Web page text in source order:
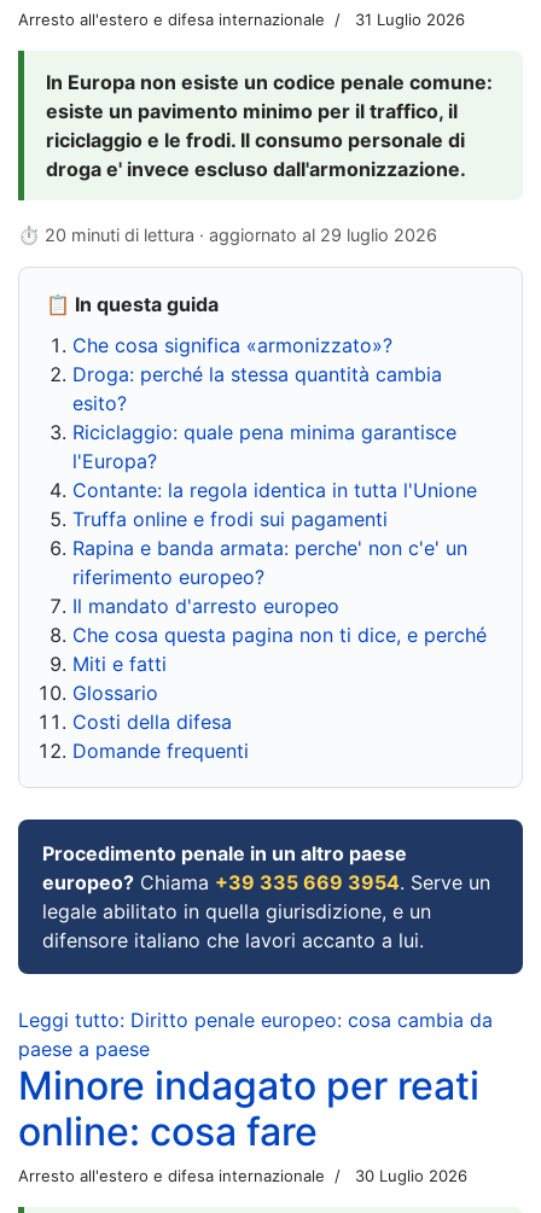
Arresto all'estero e difesa internazionale 31 Luglio 2026
In Europa non esiste un codice penale comune:
esiste un pavimento minimo per il traffico, il
riciclaggio e le frodi. Il consumo personale di
droga e' invece escluso dall'armonizzazione.
⏱ 20 minuti di lettura · aggiornato al 29 luglio 2026
📋 In questa guida
Che cosa significa «armonizzato»?
Droga: perché la stessa quantità cambia
esito?
Riciclaggio: quale pena minima garantisce
l'Europa?
Contante: la regola identica in tutta l'Unione
Truffa online e frodi sui pagamenti
Rapina e banda armata: perche' non c'e' un
riferimento europeo?
Il mandato d'arresto europeo
Che cosa questa pagina non ti dice, e perché
Miti e fatti
Glossario
Costi della difesa
Domande frequenti
Procedimento penale in un altro paese
europeo? Chiama +39 335 669 3954. Serve un
legale abilitato in quella giurisdizione, e un
difensore italiano che lavori accanto a lui.
Leggi tutto: Diritto penale europeo: cosa cambia da
paese a paese
Minore indagato per reati
online: cosa fare
Arresto all'estero e difesa internazionale 30 Luglio 2026